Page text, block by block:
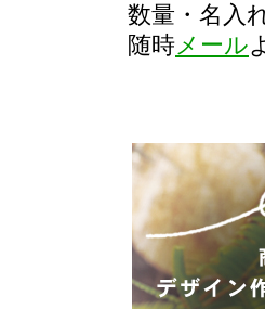
数量・名入
随時メール